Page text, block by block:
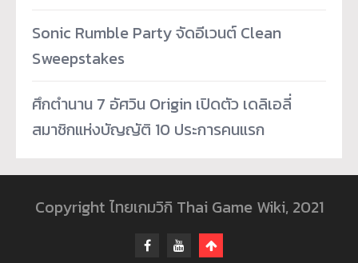
Sonic Rumble Party จัดอีเวนต์ Clean
Sweepstakes
ศึกตำนาน 7 อัศวิน Origin เปิดตัว เดลิเอลี่
สมาชิกแห่งบัญญัติ 10 ประการคนแรก
Copyright ไทยเกมวิกิ Thai Game Wiki, 2021